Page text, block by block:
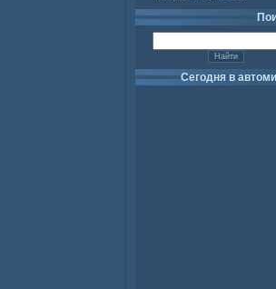
Сегодня в